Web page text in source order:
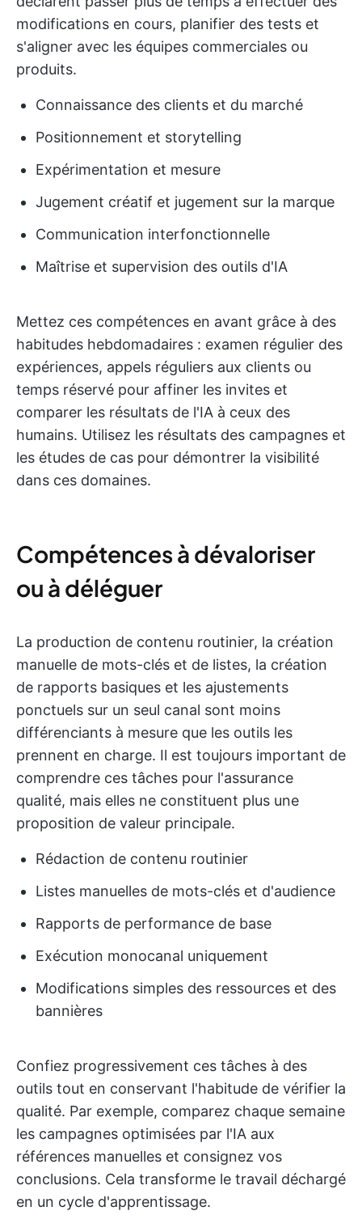
modifications en cours, planifier des tests et
s'aligner avec les équipes commerciales ou
produits.
Connaissance des clients et du marché
Positionnement et storytelling
Expérimentation et mesure
Jugement créatif et jugement sur la marque
Communication interfonctionnelle
Maîtrise et supervision des outils d'IA
Mettez ces compétences en avant grâce à des
habitudes hebdomadaires : examen régulier des
expériences, appels réguliers aux clients ou
temps réservé pour affiner les invites et
comparer les résultats de l'IA à ceux des
humains. Utilisez les résultats des campagnes et
les études de cas pour démontrer la visibilité
dans ces domaines.
Compétences à dévaloriser
ou à déléguer
La production de contenu routinier, la création
manuelle de mots-clés et de listes, la création
de rapports basiques et les ajustements
ponctuels sur un seul canal sont moins
différenciants à mesure que les outils les
prennent en charge. Il est toujours important de
comprendre ces tâches pour l'assurance
qualité, mais elles ne constituent plus une
proposition de valeur principale.
Rédaction de contenu routinier
Listes manuelles de mots-clés et d'audience
Rapports de performance de base
Exécution monocanal uniquement
Modifications simples des ressources et des
bannières
Confiez progressivement ces tâches à des
outils tout en conservant l'habitude de vérifier la
qualité. Par exemple, comparez chaque semaine
les campagnes optimisées par l'IA aux
références manuelles et consignez vos
conclusions. Cela transforme le travail déchargé
en un cycle d'apprentissage.